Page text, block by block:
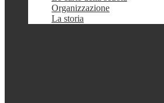
Organizzazione
La storia